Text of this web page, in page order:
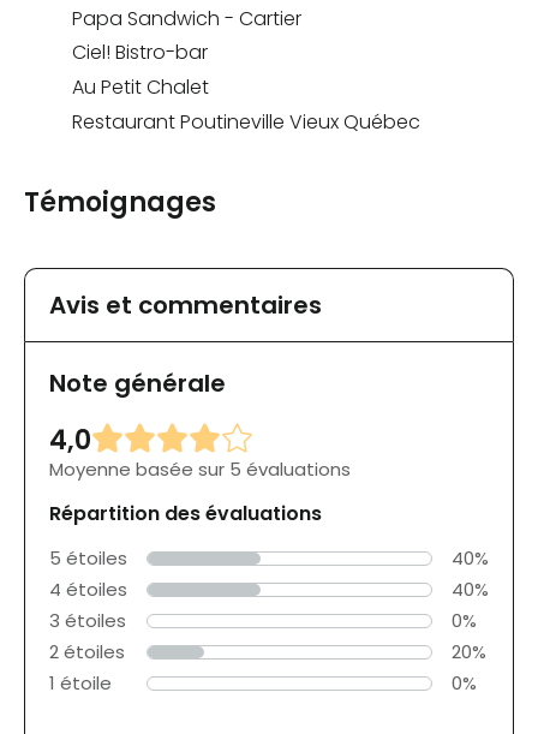
Papa Sandwich - Cartier
Ciel! Bistro-bar
Au Petit Chalet
Restaurant Poutineville Vieux Québec
Témoignages
Avis et commentaires
Note générale
4,0
Moyenne basée sur 5 évaluations
Répartition des évaluations
5 étoiles
40%
4 étoiles
40%
3 étoiles
0%
2 étoiles
20%
1 étoile
0%